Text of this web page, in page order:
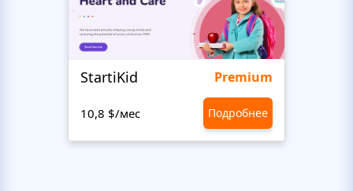
StartiKid Premium
10,8 $/мес Подробнее